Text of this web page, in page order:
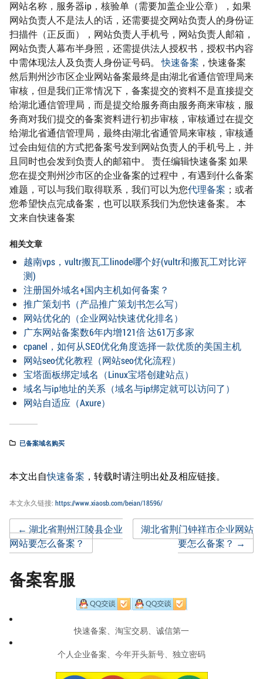
网站名称，服务器ip，核验单（需要加盖企业公章），如果
网站负责人不是法人的话，还需要提交网站负责人的身份证
扫描件（正反面），网站负责人手机号，网站负责人邮箱，
网站负责人幕布半身照，还需提供法人授权书，授权书内容
中需体现法人及负责人身份证号码。快速备案 ，快速备案
然后荆州沙市区企业网站备案最终是由湖北省通信管理局来
审核，但是我们正常情况下，备案提交的资料不是直接提交
给湖北通信管理局，而是提交给服务商由服务商来审核，服
务商对我们提交的备案资料进行初步审核，审核通过在提交
给湖北省通信管理局，最终由湖北省通管局来审核，审核通
过会由短信的方式把备案号发到网站负责人的手机号上，并
且同时也会发到负责人的邮箱中。 责任编辑快速备案 如果
您在提交荆州沙市区的企业备案的过程中，有遇到什么备案
难题，可以与我们取得联系，我们可以为您代理备案 ；或者
您希望快点完成备案，也可以联系我们为您快速备案。 本
文来自快速备案
相关文章
越南vps，vultr搬瓦工linode哪个好(vultr和搬瓦工对比评
测)
注册国外域名+国内主机如何备案？
推广策划书（产品推广策划书怎么写）
网站优化的（企业网站快速优化排名）
广东网站备案数6年内增121倍 达61万多家
cpanel，如何从SEO优化角度选择一款优质的美国主机
网站seo优化教程（网站seo优化流程）
宝塔面板绑定域名（Linux宝塔创建站点）
域名与ip地址的关系（域名与ip绑定就可以访问了）
网站自适应（Axure）
已备案域名购买
本文出自快速备案 ，转载时请注明出处及相应链接。
本文永久链接: https://www.xiaosb.com/beian/18596/
Post
navigation
← 湖北省荆州江陵县企业
网站要怎么备案？
湖北省荆门钟祥市企业网站
要怎么备案？→
备案客服
快速备案、淘宝交易、诚信第一
个人企业备案、今年开头新号、独立密码